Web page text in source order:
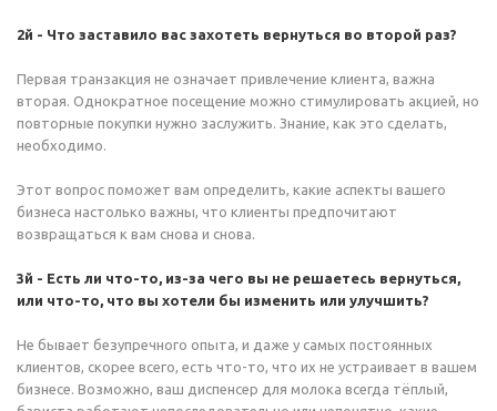
2й - Что заставило вас захотеть вернуться во второй раз?
Первая транзакция не означает привлечение клиента, важна
вторая. Однократное посещение можно стимулировать акцией, но
повторные покупки нужно заслужить. Знание, как это сделать,
необходимо.
Этот вопрос поможет вам определить, какие аспекты вашего
бизнеса настолько важны, что клиенты предпочитают
возвращаться к вам снова и снова.
3й - Есть ли что-то, из-за чего вы не решаетесь вернуться,
или что-то, что вы хотели бы изменить или улучшить?
Не бывает безупречного опыта, и даже у самых постоянных
клиентов, скорее всего, есть что-то, что их не устраивает в вашем
бизнесе. Возможно, ваш диспенсер для молока всегда тёплый,